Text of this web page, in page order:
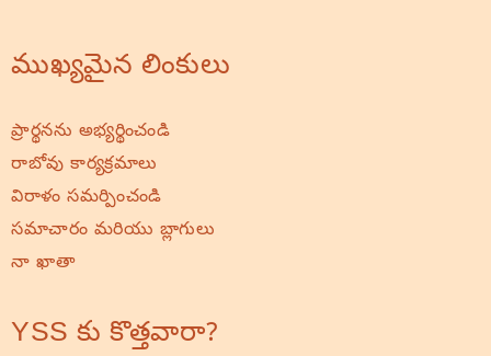
ముఖ్యమైన లింకులు
ప్రార్థనను అభ్యర్థించండి
రాబోవు కార్యక్రమాలు
విరాళం సమర్పించండి
సమాచారం మరియు బ్లాగులు
నా ఖాతా
YSS కు కొత్తవారా?